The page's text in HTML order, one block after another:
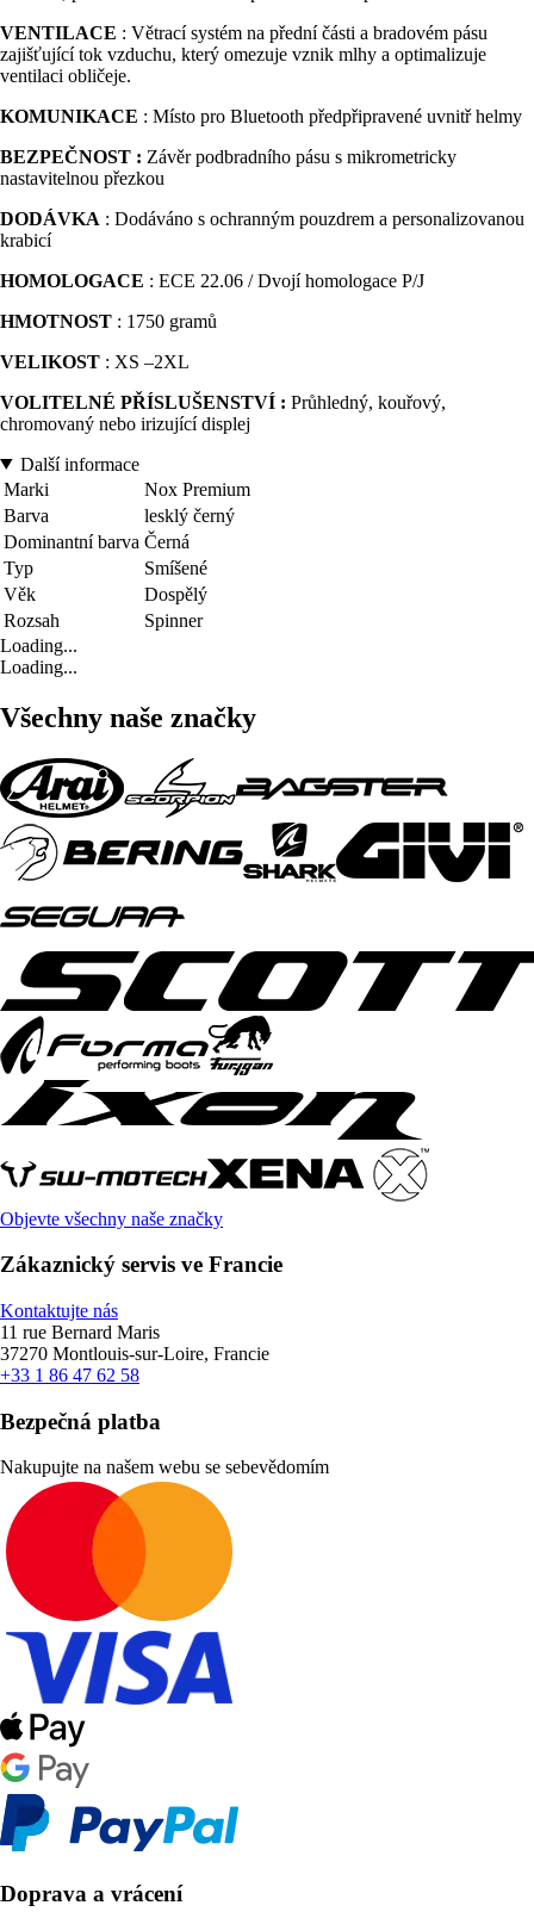
VENTILACE : Větrací systém na přední části a bradovém pásu
zajišťující tok vzduchu, který omezuje vznik mlhy a optimalizuje
ventilaci obličeje.
KOMUNIKACE : Místo pro Bluetooth předpřipravené uvnitř helmy
BEZPEČNOST : Závěr podbradního pásu s mikrometricky
nastavitelnou přezkou
DODÁVKA : Dodáváno s ochranným pouzdrem a personalizovanou
krabicí
HOMOLOGACE : ECE 22.06 / Dvojí homologace P/J
HMOTNOST : 1750 gramů
VELIKOST : XS –2XL
VOLITELNÉ PŘÍSLUŠENSTVÍ : Průhledný, kouřový,
chromovaný nebo irizující displej
Další informace
Marki
Nox Premium
Barva
lesklý černý
Dominantní barva Černá
Typ
Smíšené
Věk
Dospělý
Rozsah
Spinner
Loading...
Loading...
Všechny naše značky
Objevte všechny naše značky
Zákaznický servis ve Francie
Kontaktujte nás
11 rue Bernard Maris
37270 Montlouis-sur-Loire, Francie
+33 1 86 47 62 58
Bezpečná platba
Nakupujte na našem webu se sebevědomím
Doprava a vrácení